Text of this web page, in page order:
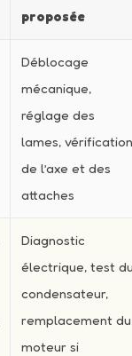
proposée
Déblocage
mécanique,
réglage des
lames,
de l’axe et des
attaches
Diagnostic
électrique, test
condensateur,
remplacement du
moteur si